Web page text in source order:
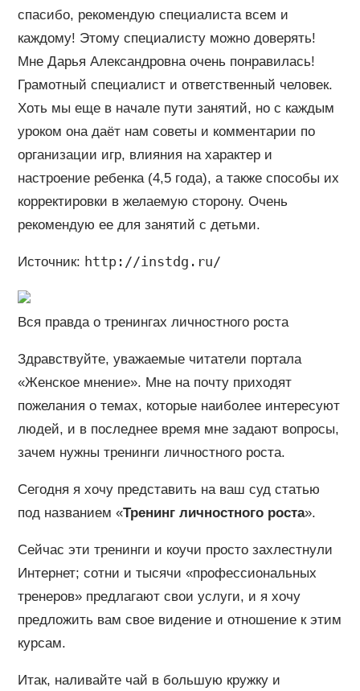
спасибо, рекомендую специалиста всем и
каждому! Этому специалисту можно доверять!
Мне Дарья Александровна очень понравилась!
Грамотный специалист и ответственный человек.
Хоть мы еще в начале пути занятий, но с каждым
уроком она даёт нам советы и комментарии по
организации игр, влияния на характер и
настроение ребенка (4,5 года), а также способы их
корректировки в желаемую сторону. Очень
рекомендую ее для занятий с детьми.
Источник: http://instdg.ru/
Вся правда о тренингах личностного роста
Здравствуйте, уважаемые читатели портала
«Женское мнение». Мне на почту приходят
пожелания о темах, которые наиболее интересуют
людей, и в последнее время мне задают вопросы,
зачем нужны тренинги личностного роста.
Сегодня я хочу представить на ваш суд статью
под названием «Тренинг личностного роста».
Сейчас эти тренинги и коучи просто захлестнули
Интернет; сотни и тысячи «профессиональных
тренеров» предлагают свои услуги, и я хочу
предложить вам свое видение и отношение к этим
курсам.
Итак, наливайте чай в большую кружку и